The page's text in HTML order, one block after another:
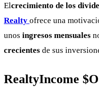
Elcrecimiento de los
Realty ofrece una
unos ingresos mensuales
crecientes de sus
RealtyIncome $O